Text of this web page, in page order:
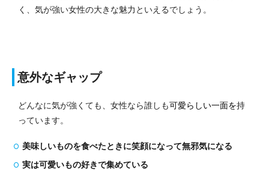
く、気が強い女性の大きな魅力といえるでしょう。
意外なギャップ
どんなに気が強くても、女性なら誰しも可愛らしい一面を持
っています。
美味しいものを食べたときに笑顔になって無邪気になる
実は可愛いもの好きで集めている